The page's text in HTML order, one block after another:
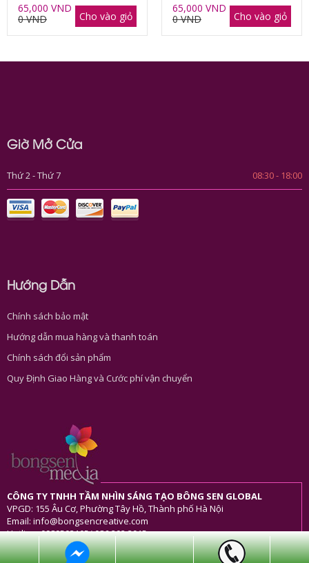
65,000 VND
0 VND
Cho vào giỏ
65,000 VND
0 VND
Cho vào giỏ
Giờ Mở Cửa
Thứ 2 - Thứ 7 08:30 - 18:00
Hướng Dẫn
Chính sách bảo mật
Hướng dẫn mua hàng và thanh toán
Chính sách đổi sản phẩm
Quy Định Giao Hàng và Cước phí vận chuyển
CÔNG TY TNHH TẦM NHÌN SÁNG TẠO BÔNG SEN GLOBAL
VPGD: 155 Âu Cơ, Phường Tây Hồ, Thành phố Hà Nội
Email: info@bongsencreative.com
Hotline: 0989503105/ 086 202 3915